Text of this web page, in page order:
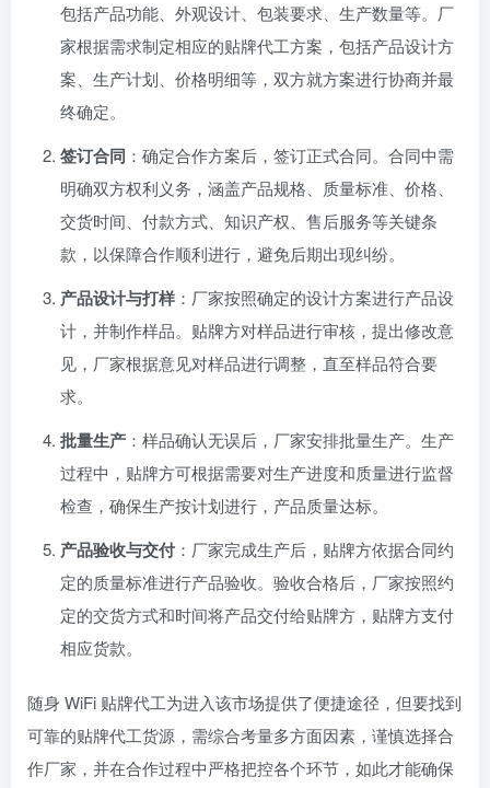
包括产品功能、外观设计、包装要求、生产数量等。厂
家根据需求制定相应的贴牌代工方案，包括产品设计方
案、生产计划、价格明细等，双方就方案进行协商并最
终确定。
签订合同 ：确定合作方案后，签订正式合同。合同中需
明确双方权利义务，涵盖产品规格、质量标准、价格、
交货时间、付款方式、知识产权、售后服务等关键条
款，以保障合作顺利进行，避免后期出现纠纷。
产品设计与打样 ：厂家按照确定的设计方案进行产品设
计，并制作样品。贴牌方对样品进行审核，提出修改意
见，厂家根据意见对样品进行调整，直至样品符合要
求。
批量生产 ：样品确认无误后，厂家安排批量生产。生产
过程中，贴牌方可根据需要对生产进度和质量进行监督
检查，确保生产按计划进行，产品质量达标。
产品验收与交付：厂家完成生产后，贴牌方依据合同约
定的质量标准进行产品验收。验收合格后，厂家按照约
定的交货方式和时间将产品交付给贴牌方，贴牌方支付
相应货款。
随身 WiFi 贴牌代工为进入该市场提供了便捷途径，但要找到
可靠的贴牌代工货源，需综合考量多方面因素，谨慎选择合
作厂家，并在合作过程中严格把控各个环节，如此才能确保